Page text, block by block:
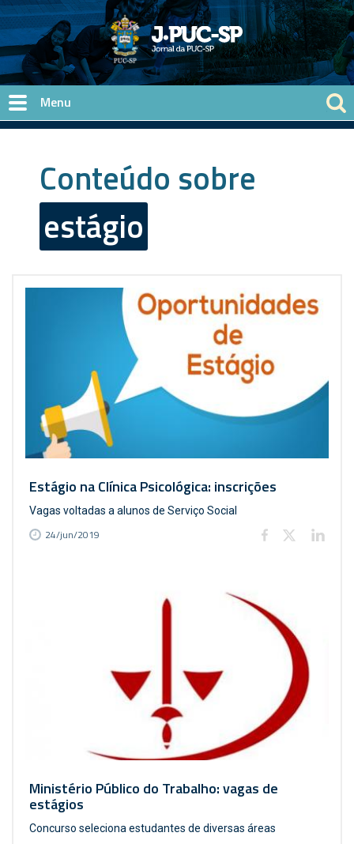
Pular para o conteúdo principal
Conteúdo sobre
estágio
Estágio na Clínica Psicológica: inscrições
Vagas voltadas a alunos de Serviço Social
24/jun/2019
Ministério Público do Trabalho: vagas de
estágios
Concurso seleciona estudantes de diversas áreas